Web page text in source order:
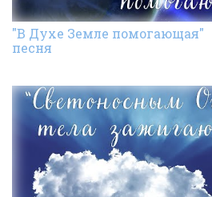
"В Духе Земле помогающая"
песня